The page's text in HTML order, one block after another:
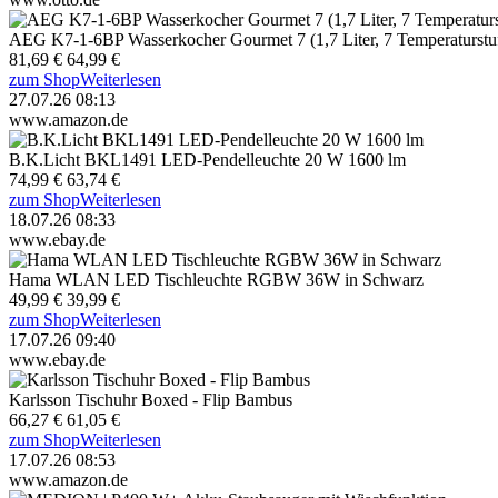
AEG K7-1-6BP Wasserkocher Gourmet 7 (1,7 Liter, 7
81,69 € 64,99 €
zum ShopWeiterlesen
27.07.26 08:13
www.amazon.de
B.K.Licht BKL1491 LED-Pendelleuchte 20 W 1600 lm
74,99 € 63,74 €
zum ShopWeiterlesen
18.07.26 08:33
www.ebay.de
Hama WLAN LED Tischleuchte RGBW 36W in Schwarz
49,99 € 39,99 €
zum ShopWeiterlesen
17.07.26 09:40
www.ebay.de
Karlsson Tischuhr Boxed - Flip Bambus
66,27 € 61,05 €
zum ShopWeiterlesen
17.07.26 08:53
www.amazon.de